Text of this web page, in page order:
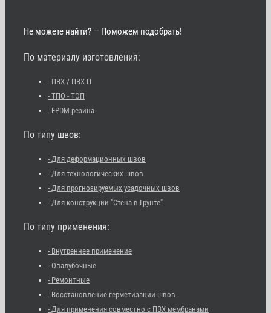
Не можете найти? — Поможем подобрать!
По материалу изготовления:
- ПВХ / ПВХ-П
- ТПО - ТЭП
- EPDM резина
По типу швов:
- Для деформационных швов
- Для технологических швов
- Для прогнозируемых усадочных швов
- Для конструкции "Стена в Грунте"
По типу применения:
- Внутреннее применение
- Опалубочные
- Ремонтные
- Восстановление герметизации швов
- Для применения совместно с ПВХ мембранами